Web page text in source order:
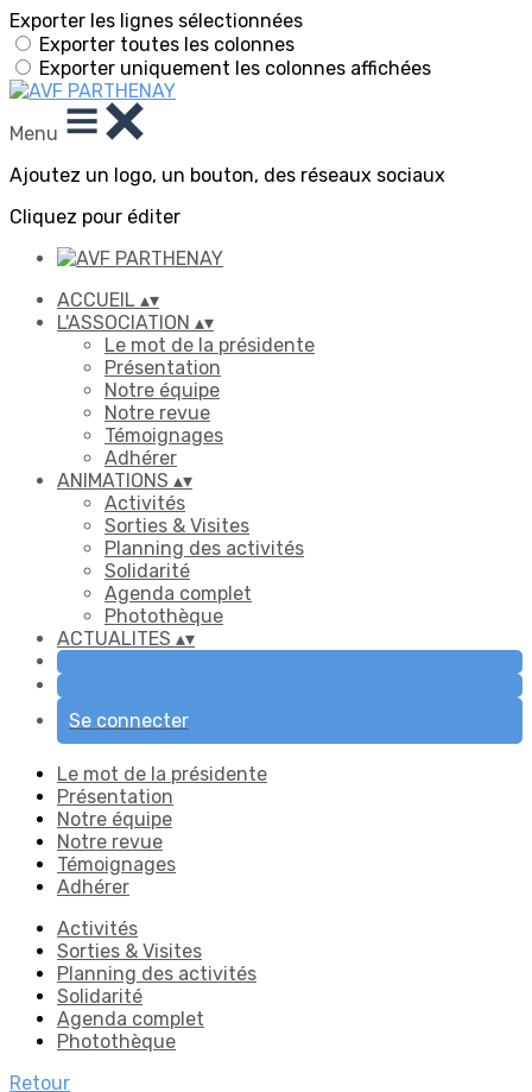
Exporter les lignes sélectionnées
Exporter toutes les colonnes
Exporter uniquement les colonnes affichées
Menu
Ajoutez un logo, un bouton, des réseaux sociaux
Cliquez pour éditer
ACCUEIL ▴▾
L'ASSOCIATION ▴▾
Le mot de la présidente
Présentation
Notre équipe
Notre revue
Témoignages
Adhérer
ANIMATIONS ▴▾
Activités
Sorties & Visites
Planning des activités
Solidarité
Agenda complet
Photothèque
ACTUALITES ▴▾
Se connecter
Le mot de la présidente
Présentation
Notre équipe
Notre revue
Témoignages
Adhérer
Activités
Sorties & Visites
Planning des activités
Solidarité
Agenda complet
Photothèque
Retour